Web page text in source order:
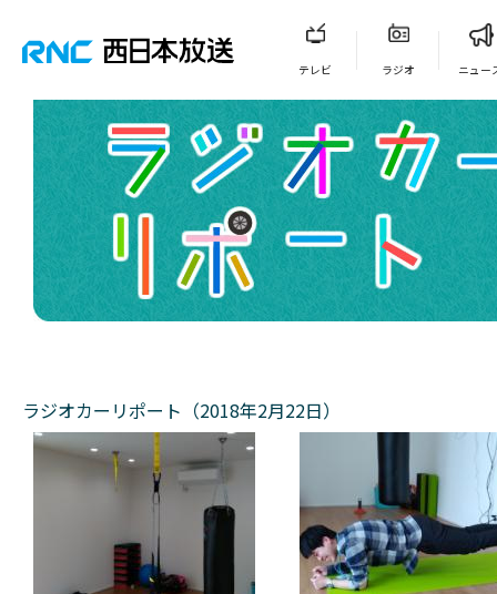
テレビ ラジオ ニュー
ラジオカーリポート（2018年2月22日）